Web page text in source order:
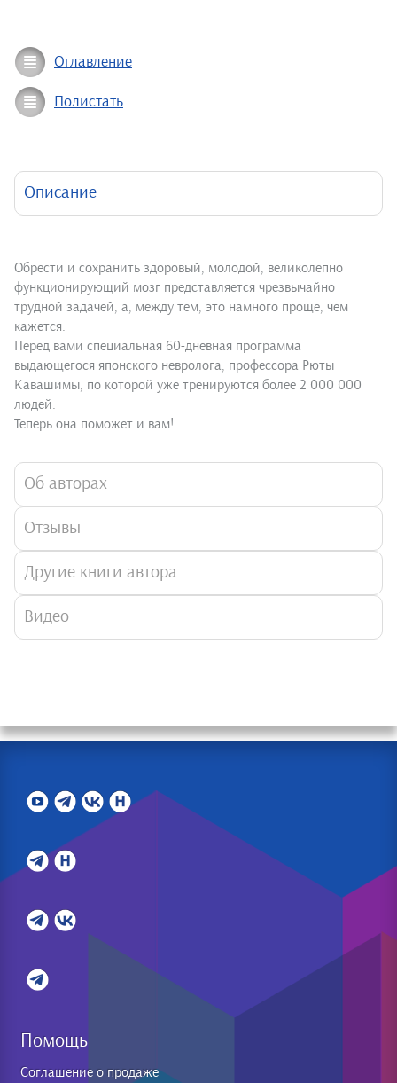
Оглавление
Полистать
Описание
Обрести и сохранить здоровый, молодой, великолепно
функционирующий мозг представляется чрезвычайно
трудной задачей, а, между тем, это намного проще, чем
кажется.
Перед вами специальная 60-дневная программа
выдающегося японского невролога, профессора Рюты
Кавашимы, по которой уже тренируются более 2 000 000
людей.
Теперь она поможет и вам!
Об авторах
Отзывы
Другие книги автора
Видео
Помощь
Соглашение о продаже